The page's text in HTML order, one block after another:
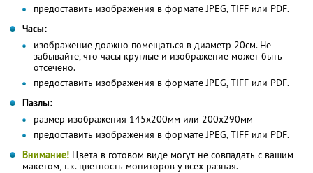
предоставить изображения в формате JPEG, TIFF или PDF.
Часы:
изображение должно помещаться в диаметр 20см. Не
забывайте, что часы круглые и изображение может быть
отсечено.
предоставить изображения в формате JPEG, TIFF или PDF.
Пазлы:
размер изображения 145х200мм или 200х290мм
предоставить изображения в формате JPEG, TIFF или PDF.
Внимание! Цвета в готовом виде могут не совпадать с вашим
макетом, т.к. цветность мониторов у всех разная.